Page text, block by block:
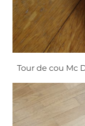
Tour de cou Mc